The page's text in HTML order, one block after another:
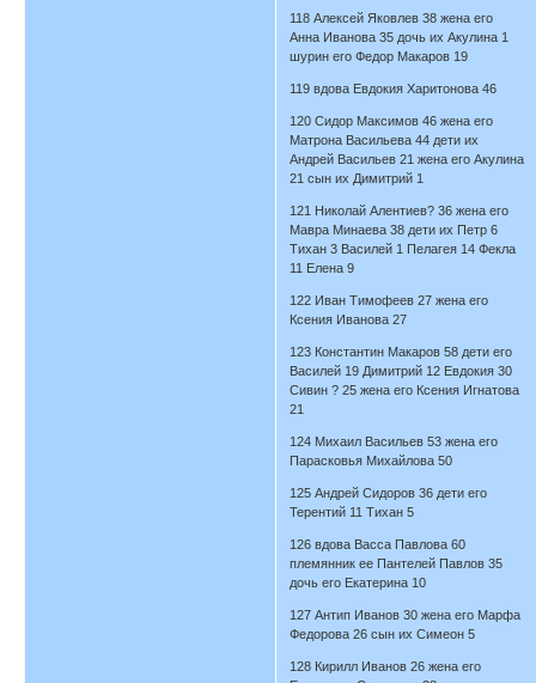
118 Алексей Яковлев 38 жена его
Анна Иванова 35 дочь их Акулина 1
шурин его Федор Макаров 19
119 вдова Евдокия Харитонова 46
120 Сидор Максимов 46 жена его
Матрона Васильева 44 дети их
Андрей Васильев 21 жена его Акулина
21 сын их Димитрий 1
121 Николай Алентиев? 36 жена его
Мавра Минаева 38 дети их Петр 6
Тихан 3 Василей 1 Пелагея 14 Фекла
11 Елена 9
122 Иван Тимофеев 27 жена его
Ксения Иванова 27
123 Константин Макаров 58 дети его
Василей 19 Димитрий 12 Евдокия 30
Сивин ? 25 жена его Ксения Игнатова
21
124 Михаил Васильев 53 жена его
Парасковья Михайлова 50
125 Андрей Сидоров 36 дети его
Терентий 11 Тихан 5
126 вдова Васса Павлова 60
племянник ее Пантелей Павлов 35
дочь его Екатерина 10
127 Антип Иванов 30 жена его Марфа
Федорова 26 сын их Симеон 5
128 Кирилл Иванов 26 жена его